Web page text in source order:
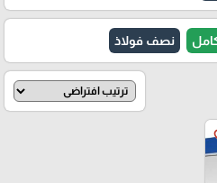
نصف فولاذ